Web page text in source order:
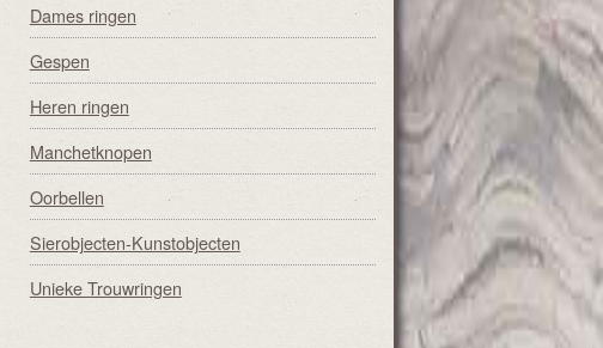
Dames ringen
Gespen
Heren ringen
Manchetknopen
Oorbellen
Sierobjecten-Kunstobjecten
Unieke Trouwringen